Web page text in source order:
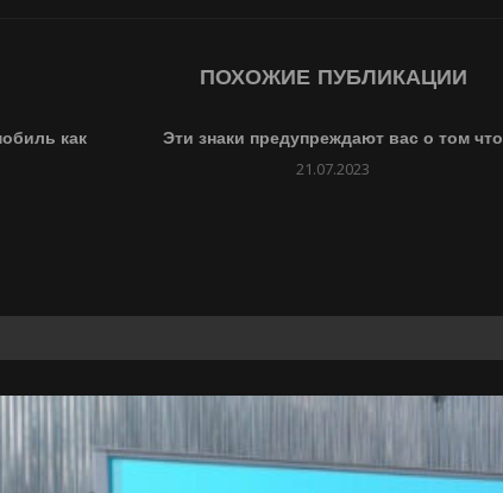
ПОХОЖИЕ ПУБЛИКАЦИИ
как
Эти знаки предупреждают вас о том что
21.07.2023